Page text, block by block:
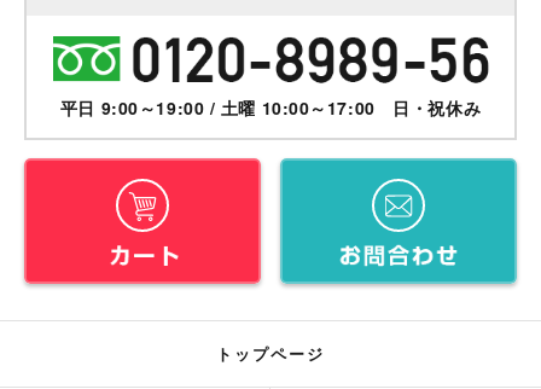
平日 9:00～19:00 / 土曜 10:00～17:00 日・祝休み
トップページ